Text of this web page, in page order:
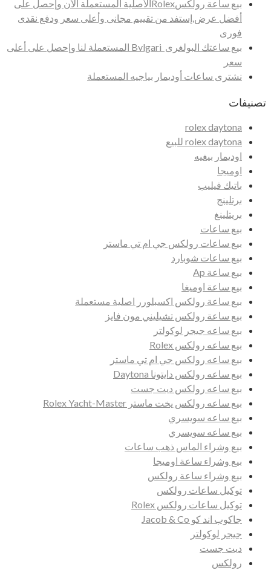
بيع ساعة رولكسRolexالأصلية المستعملة الأن وإحصل على
أفضل عرض.إستفد من تقييم مجانى وأعلى سعر ودفع نقدى
فورى
بيع ساعتك البولغرى Bvlgari المستعملة لنا وإحصل على أعلى
سعر
نشترى ساعات أوديمار بياجيه المستعملة
تصنيفات
rolex daytona
rolex daytona للبيع
اوديمار بيغيه
اوميجا
باتيك فيليب
برتلينج
بريتلينغ
بيع ساعات
بيع ساعات رولكس جي ام تي ماستر
بيع ساعات شوبارد
بيع ساعة Ap
بيع ساعة اوميغا
بيع ساعة رولكس اكسبلورر اصلية مستعملة
بيع ساعة رولكس تشيليني مون فايز
بيع ساعه جيجر لوكولتر
بيع ساعه رولكس Rolex
بيع ساعه رولكس جي ام تي ماستر
بيع ساعه رولكس دايتونا Daytona
بيع ساعه رولكس ديت جست
بيع ساعه رولكس يخت ماستر Rolex Yacht-Master
بيع ساعه سويسري
بيع ساعه سويسري
بيع وشراء الماس ذهب ساعات
بيع وشراء ساعة اوميجا
بيع وشراء ساعة رولكس
توكيل ساعات رولكس
توكيل ساعات رولكس Rolex
جاكوب اند كو Jacob & Co
جيجر لوكولتر
ديت جست
رولكس